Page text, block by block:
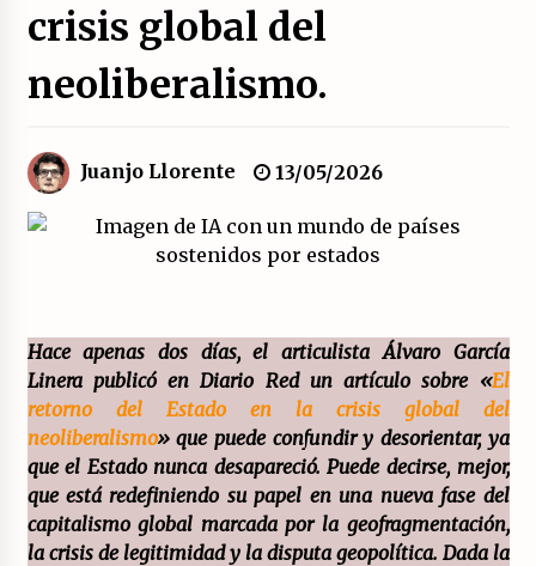
21/07/2026
Movilización social contra los presupuestos
políticos.
20/07/2026
del PCE?
20/07/2026
¿Por qué la «unidad de las izquierdas» es un
callejón sin salida?
19/07/2026
Polarizada y movilizada, la ciudadanía no se
queda en casa.
crisis global del
neoliberalismo.
Juanjo Llorente 13/05/2026
Hace apenas dos días, el articulistaÁlvaro García
Linera publicóen Diario Red un artículo sobre «El
retorno del Estado en la crisis global del
neoliberalismo» que puede confundir y desorientar, ya
que el Estado nunca desapareció. Puede decirse, mejor,
que está redefiniendo su papel en una nueva fase del
capitalismo global marcada por la geofragmentación,
la crisis de legitimidad y la disputa geopolítica. Dada la